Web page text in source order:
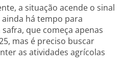
a situação acende o sinal
há tempo para
que começa apenas
mas é preciso buscar
as atividades agrícolas